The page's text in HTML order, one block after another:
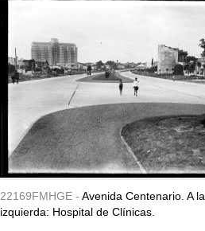
22169FMHGE - Avenida Centenario. A la
izquierda: Hospital de Clínicas.